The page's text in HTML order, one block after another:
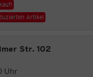
Artikel
Str. 102
Uhr